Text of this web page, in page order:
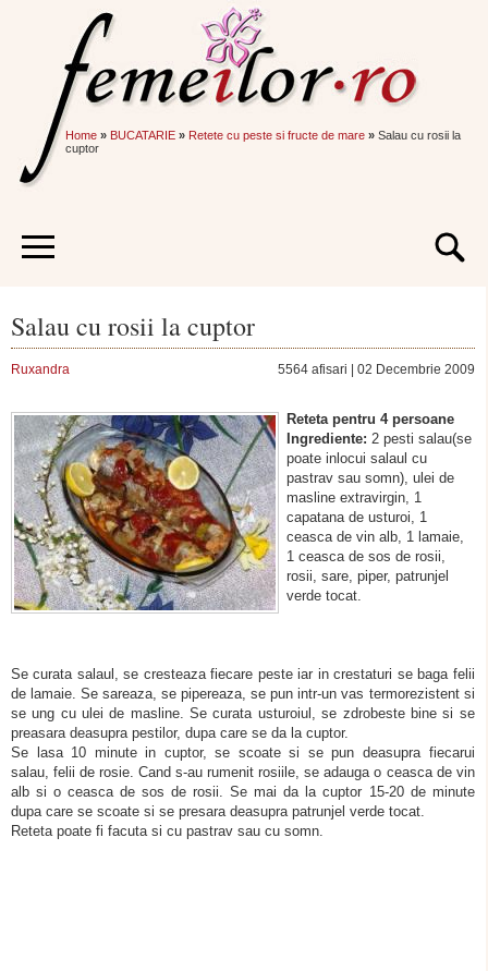
Home » BUCATARIE » Retete cu peste si fructe de mare » Salau cu rosii la
cuptor
Salau cu rosii la cuptor
5564 afisari | 02 Decembrie 2009
Ruxandra
Reteta pentru 4 persoane
Ingrediente: 2 pesti salau(se
poate inlocui salaul cu
pastrav sau somn), ulei de
masline extravirgin, 1
capatana de usturoi, 1
ceasca de vin alb, 1 lamaie,
1 ceasca de sos de rosii,
rosii, sare, piper, patrunjel
verde tocat.
Se curata salaul, se cresteaza fiecare peste iar in crestaturi se baga felii
de lamaie. Se sareaza, se pipereaza, se pun intr-un vas termorezistent si
se ung cu ulei de masline. Se curata usturoiul, se zdrobeste bine si se
preasara deasupra pestilor, dupa care se da la cuptor.
Se lasa 10 minute in cuptor, se scoate si se pun deasupra fiecarui
salau, felii de rosie. Cand s-au rumenit rosiile, se adauga o ceasca de vin
alb si o ceasca de sos de rosii. Se mai da la cuptor 15-20 de minute
dupa care se scoate si se presara deasupra patrunjel verde tocat.
Reteta poate fi facuta si cu pastrav sau cu somn.